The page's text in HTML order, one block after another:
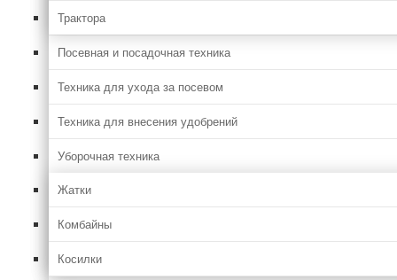
Трактора
Посевная и посадочная техника
Техника для ухода за посевом
Техника для внесения удобрений
Уборочная техника
Жатки
Комбайны
Косилки